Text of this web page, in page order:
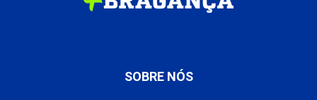
SOBRE NÓS